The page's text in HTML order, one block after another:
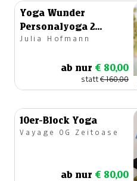
Yoga Wunder
Personalyoga 2
Einheiten
Julia Hofmann
ab nur € 80,00
statt€ 160,00
10er-Block Yoga
Vayage OG Zeitoase
ab nur € 80,00